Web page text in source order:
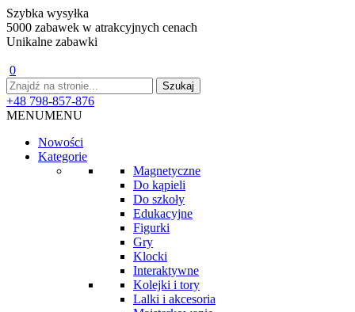
Szybka wysyłka
5000 zabawek w atrakcyjnych cenach
Unikalne zabawki
0
+48 798-857-876
MENUMENU
Nowości
Kategorie
Magnetyczne
Do kąpieli
Do szkoły
Edukacyjne
Figurki
Gry
Klocki
Interaktywne
Kolejki i tory
Lalki i akcesoria